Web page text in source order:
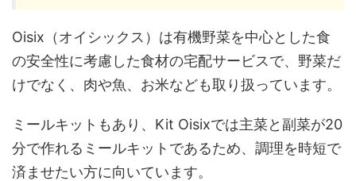
Oisix（オイシックス）は有機野菜を中心とした食
の安全性に考慮した食材の宅配サービスで、野菜だ
けでなく、肉や魚、お米なども取り扱っています。
ミールキットもあり、Kit Oisixでは主菜と副菜が20
分で作れるミールキットであるため、調理を時短で
済ませたい方に向いています。